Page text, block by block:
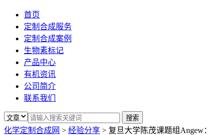
首页
定制合成服务
定制合成案例
生物素标记
产品中心
有机资讯
公司简介
联系我们
化学定制合成网 > 经验分享 > 复旦大学陈茂课题组Angew：